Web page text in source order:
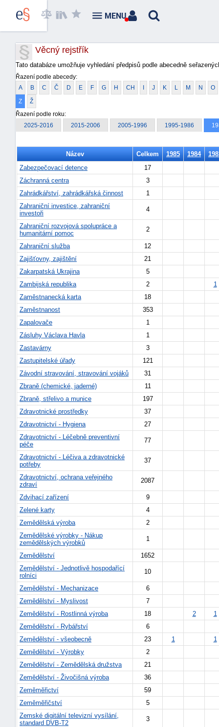
Věcný rejstřík
Tato databáze umožňuje vyhledání předpisů podle abecedně
Řazení podle abecedy:
A B C Č D E F G H CH I J K L M N O
Z Ž
Řazení podle roku:
2025-2016 2015-2006 2005-1996 1995-1986
Název Celkem 1985 1984
Zabezpečovací detence
17
Záchranná centra
3
Zahrádkářství, zahrádkářská činnost
1
Zahraniční investice, zahraniční
investoři
4
Zahraniční rozvojová spolupráce a
humanitární pomoc
2
Zahraniční služba
12
Zajišťovny, zajištění
21
Zakarpatská Ukrajina
5
Zambijská republika
2
1
Zaměstnanecká karta
18
Zaměstnanost
353
Zapalovače
1
Zásluhy Václava Havla
1
Zastavárny
3
Zastupitelské úřady
121
Závodní stravování, stravování vojáků
31
Zbraně (chemické, jaderné)
11
Zbraně, střelivo a munice
197
Zdravotnické prostředky
37
Zdravotnictví - Hygiena
27
Zdravotnictví - Léčebně preventivní
péče
77
Zdravotnictví - Léčiva a zdravotnické
potřeby
37
Zdravotnictví, ochrana veřejného
zdraví
2087
Zdvihací zařízení
9
Zelené karty
4
Zemědělská výroba
2
Zemědělské výrobky - Nákup
zemědělských výrobků
1
Zemědělství
1652
Zemědělství - Jednotlivě hospodařící
rolníci
10
Zemědělství - Mechanizace
6
Zemědělství - Myslivost
7
Zemědělství - Rostlinná výroba
18 2
1
Zemědělství - Rybářství
6
Zemědělství - všeobecně
23 1
1
Zemědělství - Výrobky
2
Zemědělství - Zemědělská družstva
21
Zemědělství - Živočišná výroba
36
Zeměměřictví
59
Zeměměřičství
5
Zemské digitální televizní vysílání,
standard DVB-T2
3
MENU
škody
+náhrady